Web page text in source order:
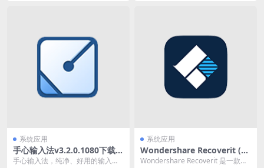
系统应用
手心输入法v3.2.0.1080下载
纯净无广告
手心输入法，纯净、好用的输入法!
系统应用
Wondershare Recoverit (万
兴数据恢复）v13.0.2.9 繁体
Wondershare Recoverit 是一款数